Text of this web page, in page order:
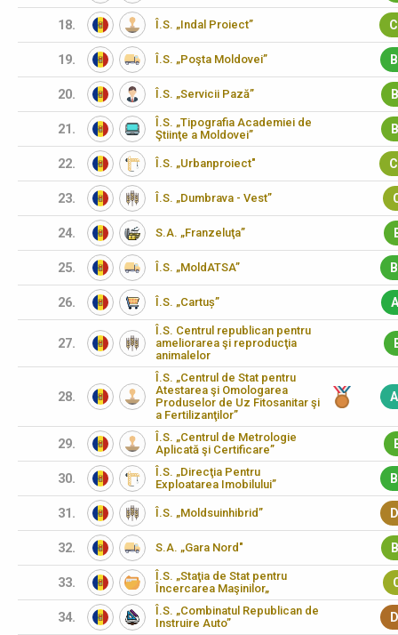
18. Î.S. „Indal Proiect”
19. Î.S. „Poşta Moldovei”
20. Î.S. „Servicii Pază”
21.
Î.S. „Tipografia Academiei de
Ştiinţe a Moldovei”
22. Î.S. „Urbanproiect"
23. Î.S. „Dumbrava - Vest”
24. S.A. „Franzeluţa”
25. Î.S. „MoldATSA”
26. Î.S. „Cartuș”
27.
Î.S. Centrul republican pentru
ameliorarea şi reproducţia
animalelor
28.
Î.S. „Centrul de Stat pentru
Atestarea şi Omologarea
Produselor de Uz Fitosanitar şi
a Fertilizanţilor”
29.
Î.S. „Centrul de Metrologie
Aplicată şi Certificare”
30.
Î.S. „Direcţia Pentru
Exploatarea Imobilului”
31. Î.S. „Moldsuinhibrid”
32. S.A. „Gara Nord"
33.
Î.S. „Staţia de Stat pentru
Încercarea Maşinilor„
34.
Î.S. „Combinatul Republican de
Instruire Auto”